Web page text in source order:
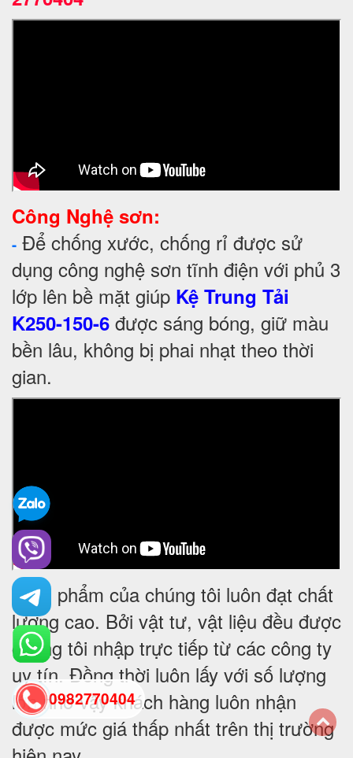
Công Nghệ sơn:
- Để chống xước, chống rỉ được sử
dụng công nghệ sơn tĩnh điện với phủ 3
lớp lên bề mặt giúp Kệ Trung Tải
K250-150-6 được sáng bóng, giữ màu
bền lâu, không bị phai nhạt theo thời
gian.
Sản phẩm của chúng tôi luôn đạt chất
lượng cao. Bởi vật tư, vật liệu đều được
chúng tôi nhập trực tiếp từ các công ty
uy tín. Đồng thời luôn lấy với số lượng
lớn nhờ vậy khách hàng luôn nhận
được mức giá thấp nhất trên thị trường
0982770404